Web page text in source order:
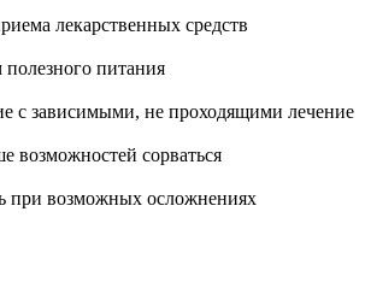
лекарственных средств
питания
с зависимыми, не проходящими лечение
возможностей сорваться
при возможных осложнениях